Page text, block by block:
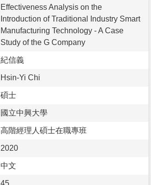
Effectiveness Analysis on the
Introduction of Traditional Industry Smart
Manufacturing Technology - A Case
Study of the G Company
紀信義
Hsin-Yi Chi
碩士
國立中興大學
高階經理人碩士在職專班
2020
中文
45